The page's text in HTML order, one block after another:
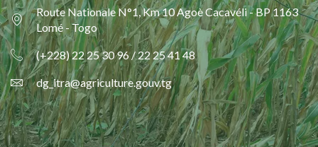
Route Nationale N°1, Km 10 Agoè Cacavéli - BP 1163
Lomé - Togo
(+228) 22 25 30 96 / 22 25 41 48
dg_itra@agriculture.gouv.tg